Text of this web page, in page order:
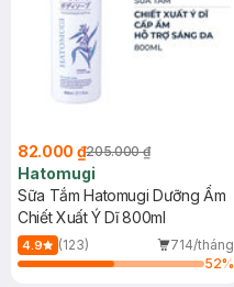
82.000 ₫205.000 ₫
Hatomugi
Sữa Tắm Hatomugi Dưỡng Ẩm
Chiết Xuất Ý Dĩ 800ml
4.9 (123)
714/tháng
52%